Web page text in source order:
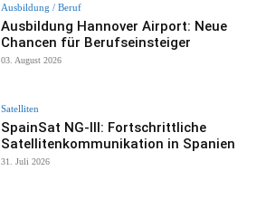
Ausbildung / Beruf
Ausbildung Hannover Airport: Neue
Chancen für Berufseinsteiger
03. August 2026
Satelliten
SpainSat NG-III: Fortschrittliche
Satellitenkommunikation in Spanien
31. Juli 2026